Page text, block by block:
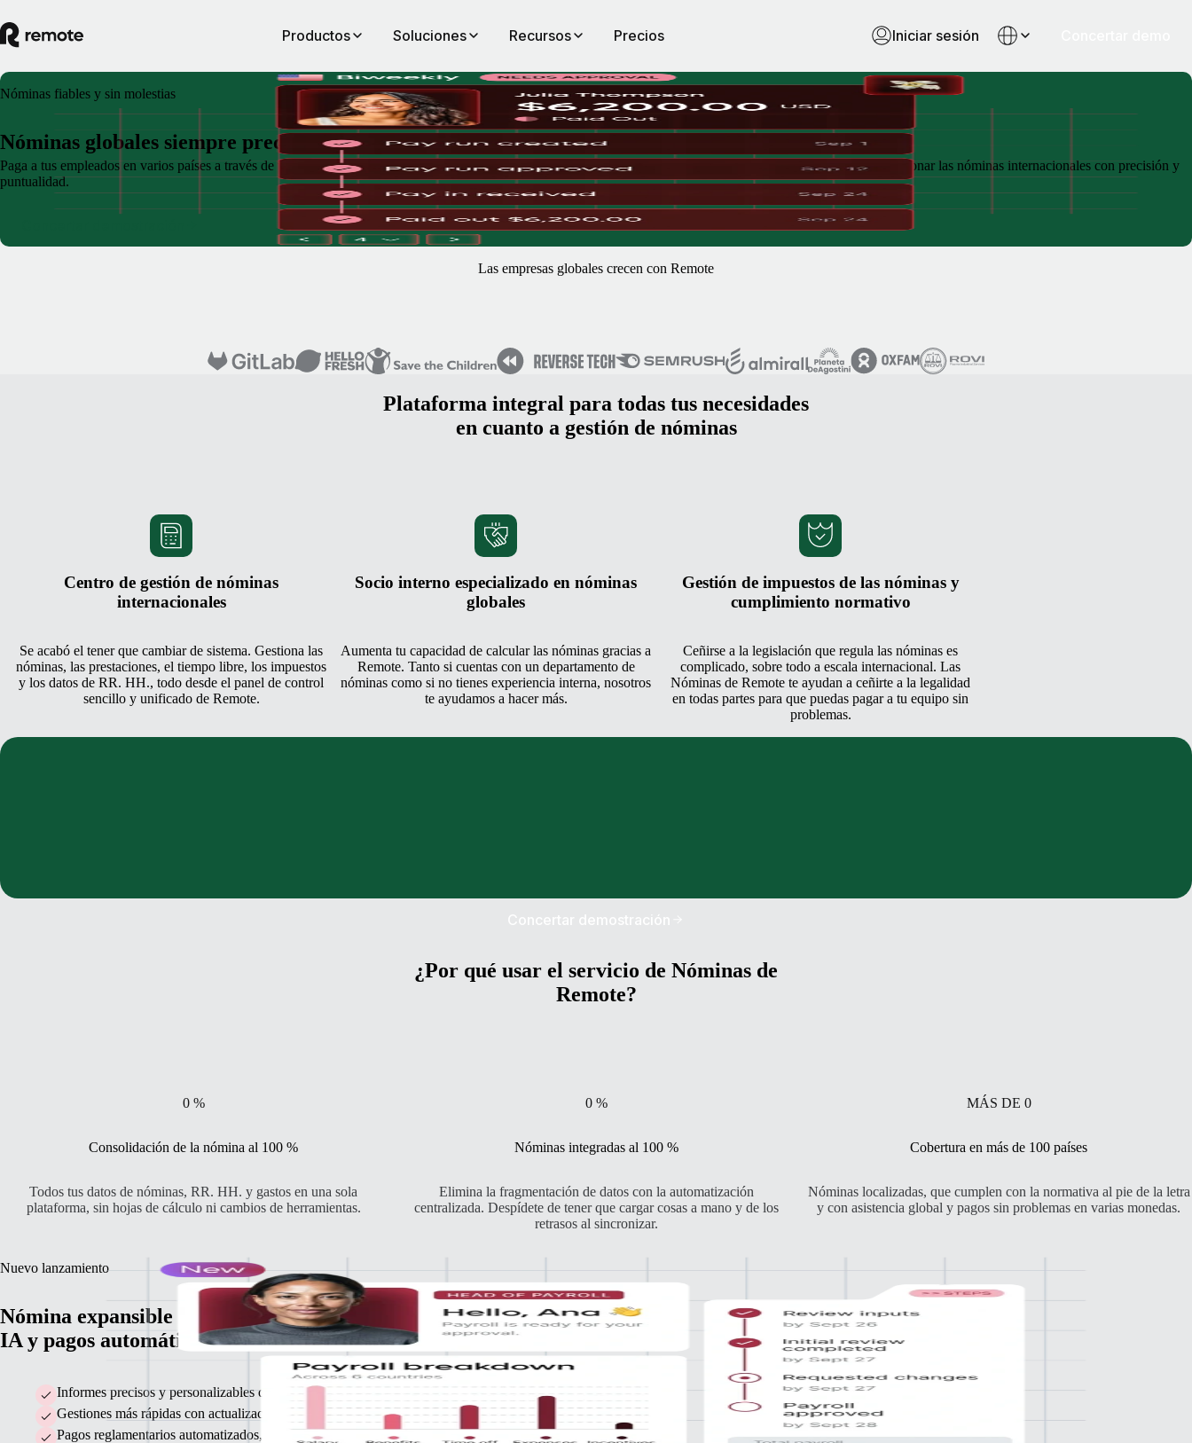
Productos Soluciones Recursos Precios Iniciar sesión
Nóminas fiables y sin molestias
Nóminas globales siempre precisas
Paga a tus empleados en varios países a través de una sola plataforma. Nos encargamos de las complejas normativas fiscales y leyes laborales para que puedas gestionar las nóminas internacionales con precisión y
puntualidad.
Las empresas globales crecen con Remote
Plataforma integral para todas tus necesidades
en cuanto a gestión de nóminas
Centro de gestión de nóminas
internacionales
Se acabó el tener que cambiar de sistema. Gestiona las
nóminas, las prestaciones, el tiempo libre, los impuestos
y los datos de RR. HH., todo desde el panel de control
sencillo y unificado de Remote.
Socio interno especializado en nóminas
globales
Aumenta tu capacidad de calcular las nóminas gracias a
Remote. Tanto si cuentas con un departamento de
nóminas como si no tienes experiencia interna, nosotros
te ayudamos a hacer más.
Gestión de impuestos de las nóminas y
cumplimiento normativo
Ceñirse a la legislación que regula las nóminas es
complicado, sobre todo a escala internacional. Las
Nóminas de Remote te ayudan a ceñirte a la legalidad
en todas partes para que puedas pagar a tu equipo sin
problemas.
Concertar demostración
¿Por qué usar el servicio de Nóminas de
Remote?
0%
Consolidación de la nómina al 100 %
Todos tus datos de nóminas, RR. HH. y gastos en una sola
plataforma, sin hojas de cálculo ni cambios de herramientas.
0%
Nóminas integradas al 100 %
Elimina la fragmentación de datos con la automatización
centralizada. Despídete de tener que cargar cosas a mano y de los
retrasos al sincronizar.
MÁS DE 0
Cobertura en más de 100 países
Nóminas localizadas, que cumplen con la normativa al pie de la letra
y con asistencia global y pagos sin problemas en varias monedas.
Nuevo lanzamiento
Nómina expansible con flujos de trabajo con
IA y pagos automáticos
Informes precisos y personalizables que se sincronizan con tu sistema de contabilidad.
Gestiones más rápidas con actualizaciones en bloque e integraciones fluidas de RR. HH.
Pagos reglamentarios automatizados, detección de errores y registros listos para auditar.